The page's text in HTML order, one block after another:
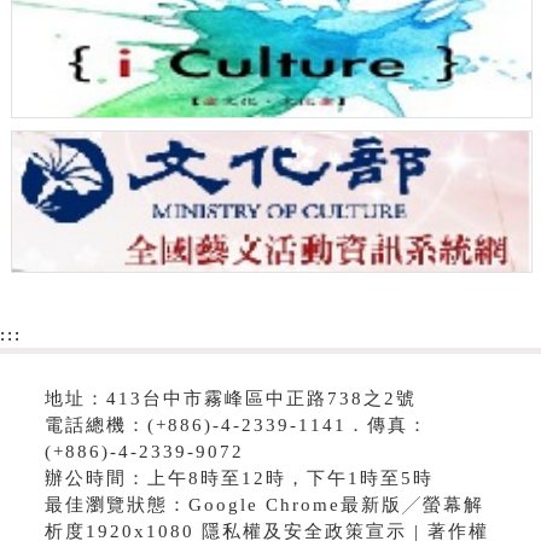
:::
地址：413台中市霧峰區中正路738之2號
電話總機：(+886)-4-2339-1141．傳真：
(+886)-4-2339-9072
辦公時間：上午8時至12時，下午1時至5時
最佳瀏覽狀態：Google Chrome最新版╱螢幕解
析度1920x1080 隱私權及安全政策宣示 | 著作權